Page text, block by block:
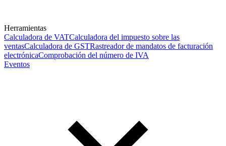
Herramientas
Calculadora de VATCalculadora del impuesto sobre las
ventasCalculadora de GSTRastreador de mandatos de facturación
electrónicaComprobación del número de IVA
Eventos